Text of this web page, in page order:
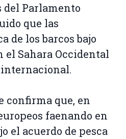
Parlamento
que las
de los barcos bajo
el Sahara Occidental
confirma que, en
faenando en
el acuerdo de pesca